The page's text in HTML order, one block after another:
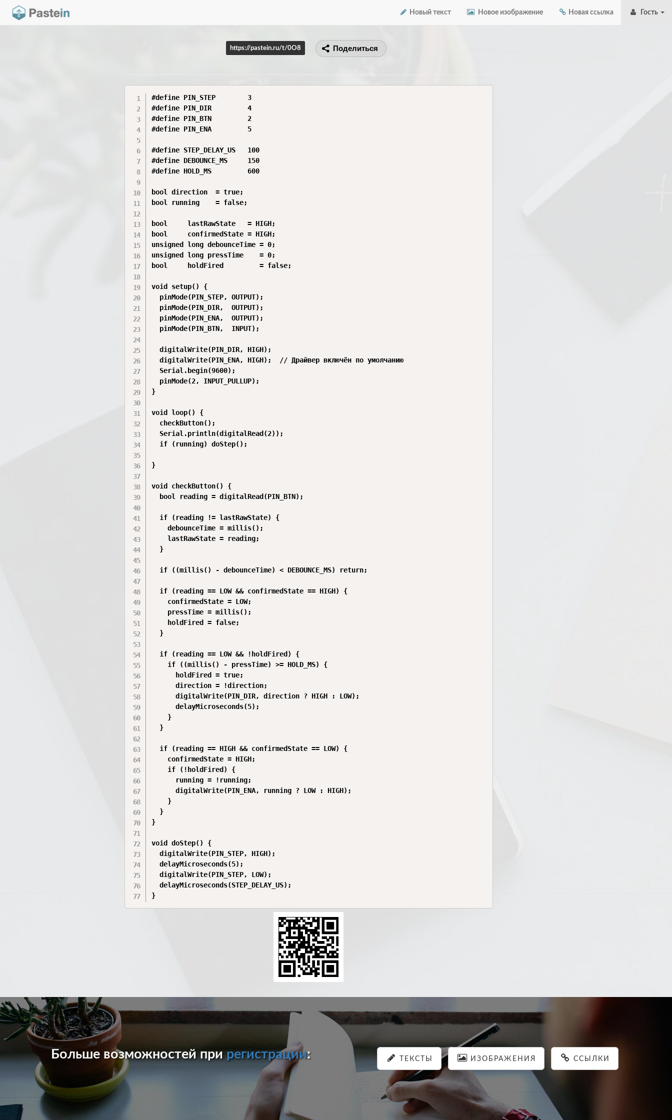
Новый текст Новое изображение Новая ссылка Гость
https://pastein.ru/t/0O8 Поделиться
#define PIN_STEP        3
#define PIN_DIR         4
#define PIN_BTN         2
#define PIN_ENA         5
#define STEP_DELAY_US   100
#define DEBOUNCE_MS     150
#define HOLD_MS         600
bool direction  = true;
bool running    = false;
bool     lastRawState   = HIGH;
bool     confirmedState = HIGH;
unsigned long debounceTime = 0;
unsigned long pressTime    = 0;
bool     holdFired         = false;
void setup() {
  pinMode(PIN_STEP, OUTPUT);
  pinMode(PIN_DIR,  OUTPUT);
  pinMode(PIN_ENA,  OUTPUT);
  pinMode(PIN_BTN,  INPUT);
  digitalWrite(PIN_DIR, HIGH);
  digitalWrite(PIN_ENA, HIGH);  // Драйвер включён по умолчанию
  Serial.begin(9600);
  pinMode(2, INPUT_PULLUP);
}
void loop() {
  checkButton();
  Serial.println(digitalRead(2));
  if (running) doStep();
}
void checkButton() {
  bool reading = digitalRead(PIN_BTN);
  if (reading != lastRawState) {
    debounceTime = millis();
    lastRawState = reading;
  }
  if ((millis() - debounceTime) < DEBOUNCE_MS) return;
  if (reading == LOW && confirmedState == HIGH) {
    confirmedState = LOW;
    pressTime = millis();
    holdFired = false;
  }
  if (reading == LOW && !holdFired) {
    if ((millis() - pressTime) >= HOLD_MS) {
      holdFired = true;
      direction = !direction;
      digitalWrite(PIN_DIR, direction ? HIGH : LOW);
      delayMicroseconds(5);
    }
  }
  if (reading == HIGH && confirmedState == LOW) {
    confirmedState = HIGH;
    if (!holdFired) {
      running = !running;
      digitalWrite(PIN_ENA, running ? LOW : HIGH);
    }
  }
}
void doStep() {
  digitalWrite(PIN_STEP, HIGH);
  delayMicroseconds(5);
  digitalWrite(PIN_STEP, LOW);
  delayMicroseconds(STEP_DELAY_US);
}
Больше возможностей прирегистрации: ТЕКСТЫ ИЗОБРАЖЕНИЯ ССЫЛКИ